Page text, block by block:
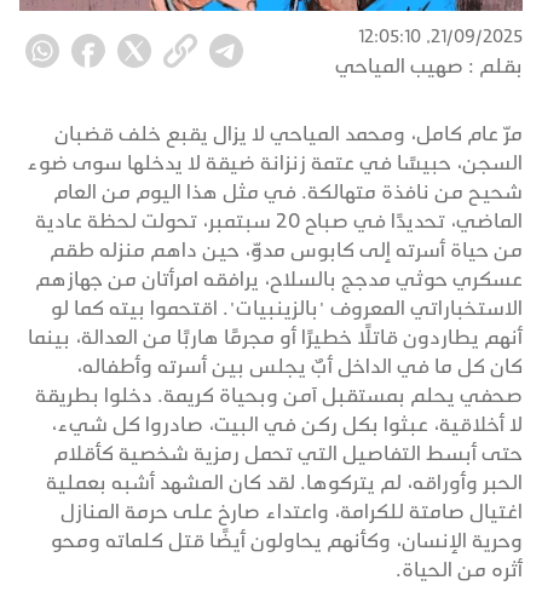
21/09/2025, 12:05:10
بقلم : صهيب المياحي
مرّ عام كامل، ومحمد المياحي لا يزال يقبع خلف قضبان
السجن، حبيسًا في عتمة زنزانة ضيقة لا يدخلها سوى ضوء
شحيح من نافذة متهالكة. في مثل هذا اليوم من العام
الماضي، تحديدًا في صباح 20 سبتمبر، تحولت لحظة عادية
من حياة أسرته إلى كابوس مدوٍّ، حين داهم منزله طقم
عسكري حوثي مدجج بالسلاح، يرافقه امرأتان من جهازهم
الاستخباراتي المعروف "بالزينبيات". اقتحموا بيته كما لو
أنهم يطاردون قاتلًا خطيرًا أو مجرمًا هاربًا من العدالة، بينما
كان كل ما في الداخل أبٌ يجلس بين أسرته وأطفاله،
صحفي يحلم بمستقبل آمن وبحياة كريمة. دخلوا بطريقة
لا أخلاقية، عبثوا بكل ركن في البيت، صادروا كل شيء،
حتى أبسط التفاصيل التي تحمل رمزية شخصية كأقلام
الحبر وأوراقه، لم يتركوها. لقد كان المشهد أشبه بعملية
اغتيال صامتة للكرامة، واعتداء صارخ على حرمة المنازل
وحرية الإنسان، وكأنهم يحاولون أيضًا قتل كلماته ومحو
أثره من الحياة.